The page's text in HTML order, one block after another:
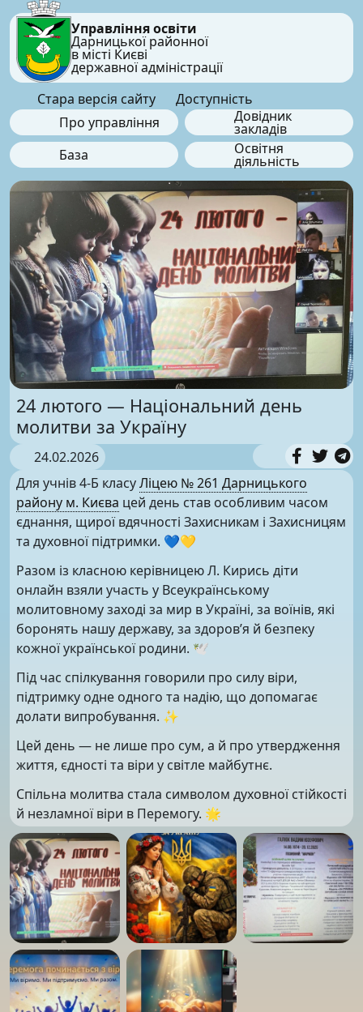
Управління освіти
Дарницької районної
в місті Києві
державної адміністрації
Стара версія сайту
Доступність
Про управління
Довідник
закладів
База
Освітня
діяльність
24 лютого — Національний день
молитви за Україну
24.02.2026
Для учнів 4-Б класуЛіцею № 261 Дарницького
району м. Києва цей день став особливим часом
єднання, щирої вдячності Захисникам і Захисницям
та духовної підтримки. 💙💛
Разом із класною керівницею Л. Кирись діти
онлайн взяли участь у Всеукраїнському
молитовному заході за мир в Україні, за воїнів, які
боронять нашу державу, за здоров’я й безпеку
кожної української родини. 🕊
Під час спілкування говорили про силу віри,
підтримку одне одного та надію, що допомагає
долати випробування. ✨
Цей день — не лише про сум, а й про утвердження
життя, єдності та віри у світле майбутнє.
Спільна молитва стала символом духовної стійкості
й незламної віри в Перемогу. 🌟